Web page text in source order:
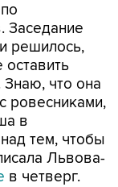
Заседание
решилось,
Знаю, что она
ровесниками,
в
тем, чтобы
Львова-
в четверг.